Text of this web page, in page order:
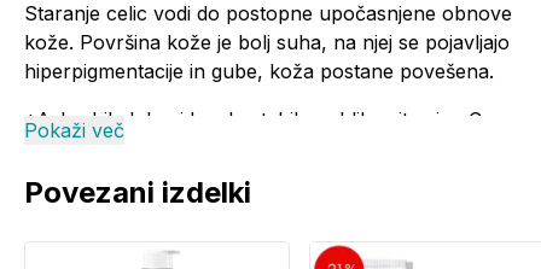
Staranje celic vodi do postopne upočasnjene obnove
kože. Površina kože je bolj suha, na njej se pojavljajo
hiperpigmentacije in gube, koža postane povešena.
*Askorbil glukozid, zelo stabilna oblika vitamina C.
***Klinična študija izvedena na 44 osebah, 2 nanosa
dnevno.
****% zadovoljstva, 44 ​​oseb.
Pokaži več
Povezani izdelki